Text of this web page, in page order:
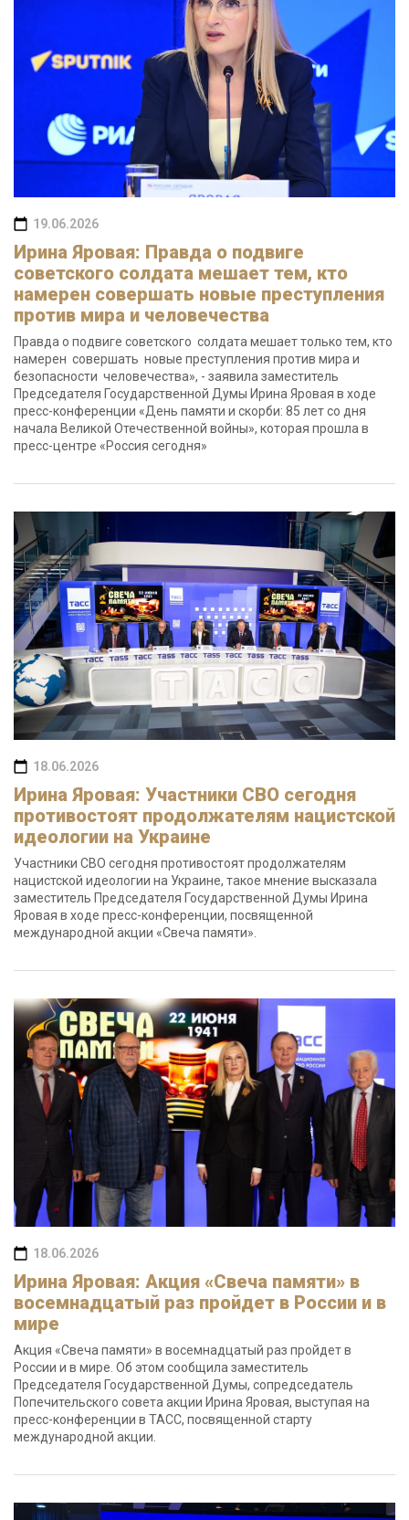
19.06.2026
Ирина Яровая: Правда о подвиге
советского солдата мешает тем, кто
намерен совершать новые преступления
против мира и человечества
Правда о подвиге советского солдата мешает только тем, кто
намерен совершать новые преступления против мира и
безопасности человечества», - заявила заместитель
Председателя Государственной Думы Ирина Яровая в ходе
пресс-конференции «День памяти и скорби: 85 лет со дня
начала Великой Отечественной войны», которая прошла в
пресс-центре «Россия сегодня»
18.06.2026
Ирина Яровая: Участники СВО сегодня
противостоят продолжателям нацистской
идеологии на Украине
Участники СВО сегодня противостоят продолжателям
нацистской идеологии на Украине, такое мнение высказала
заместитель Председателя Государственной Думы Ирина
Яровая в ходе пресс-конференции, посвященной
международной акции «Свеча памяти».
18.06.2026
Ирина Яровая: Акция «Свеча памяти» в
восемнадцатый раз пройдет в России и в
мире
Акция «Свеча памяти» в восемнадцатый раз пройдет в
России и в мире. Об этом сообщила заместитель
Председателя Государственной Думы, сопредседатель
Попечительского совета акции Ирина Яровая, выступая на
пресс-конференции в ТАСС, посвященной старту
международной акции.